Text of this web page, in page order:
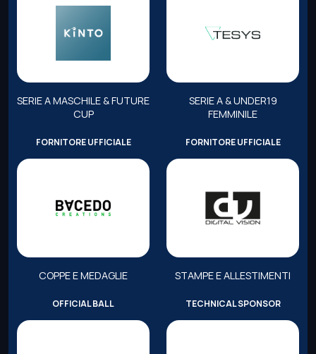
SERIE A MASCHILE & FUTURE
CUP
SERIE A & UNDER19
FEMMINILE
FORNITORE UFFICIALE
COPPE E MEDAGLIE
FORNITORE UFFICIALE
STAMPE E ALLESTIMENTI
OFFICIAL BALL TECHNICAL SPONSOR